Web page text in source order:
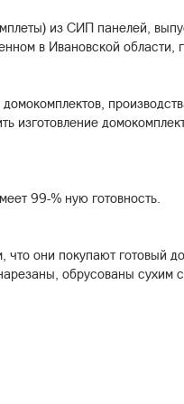
из СИП панелей,
в Ивановской
изготовление
99-% ную готовность.
они покупают готовый
обрусованы сухим